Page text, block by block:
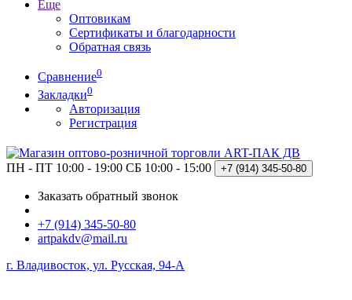
Еще
Оптовикам
Сертификаты и благодарности
Обратная связь
Сравнение0
Закладки0
Авторизация
Регистрация
ПН - ПТ 10:00 - 19:00 СБ 10:00 - 15:00 +7 (914) 345-50-80
Заказать обратный звонок
+7 (914) 345-50-80
artpakdv@mail.ru
г. Владивосток, ул. Русская, 94-А